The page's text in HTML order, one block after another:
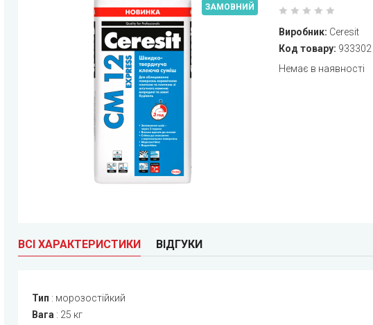
ЗАМОВНИЙ
Виробник: Ceresit
Код товару: 933302
Немає в наявності
ВСІ ХАРАКТЕРИСТИКИ ВІДГУКИ
Тип : морозостійкий
Вага : 25 кг